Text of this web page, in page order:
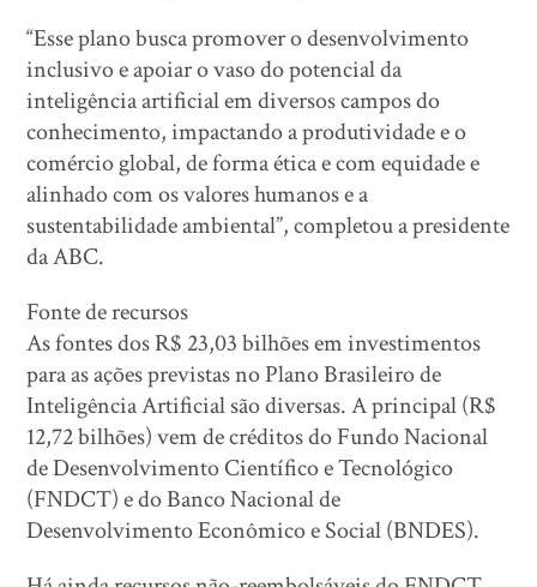
“Esse plano busca promover o desenvolvimento
inclusivo e apoiar o vaso do potencial da
inteligência artificial em diversos campos do
conhecimento, impactando a produtividade e o
comércio global, de forma ética e com equidade e
alinhado com os valores humanos e a
sustentabilidade ambiental”, completou a presidente
da ABC.
Fonte de recursos
As fontes dos R$ 23,03 bilhões em investimentos
para as ações previstas no Plano Brasileiro de
Inteligência Artificial são diversas. A principal (R$
12,72 bilhões) vem de créditos do Fundo Nacional
de Desenvolvimento Científico e Tecnológico
(FNDCT) e do Banco Nacional de
Desenvolvimento Econômico e Social (BNDES).